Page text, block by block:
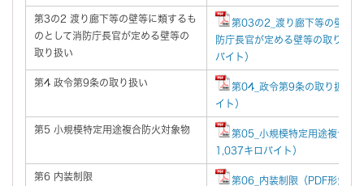
第3の2 渡り廊下等の壁等に類するも
のとして消防庁長官が定める壁等の
取り扱い
第03の2_渡り廊下等の壁等
防庁長官が定める壁等の取り扱
バイト）
第4 政令第9条の取り扱い
第04_政令第9条の取り扱い
イト）
第5 小規模特定用途複合防火対象物
第05_小規模特定用途複合防
1,037キロバイト）
第6 内装制限 第06_内装制限（PDF形式